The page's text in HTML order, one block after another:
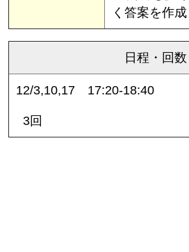
く答案を作成
日程・回数
12/3,10,17 17:20-18:40
3回